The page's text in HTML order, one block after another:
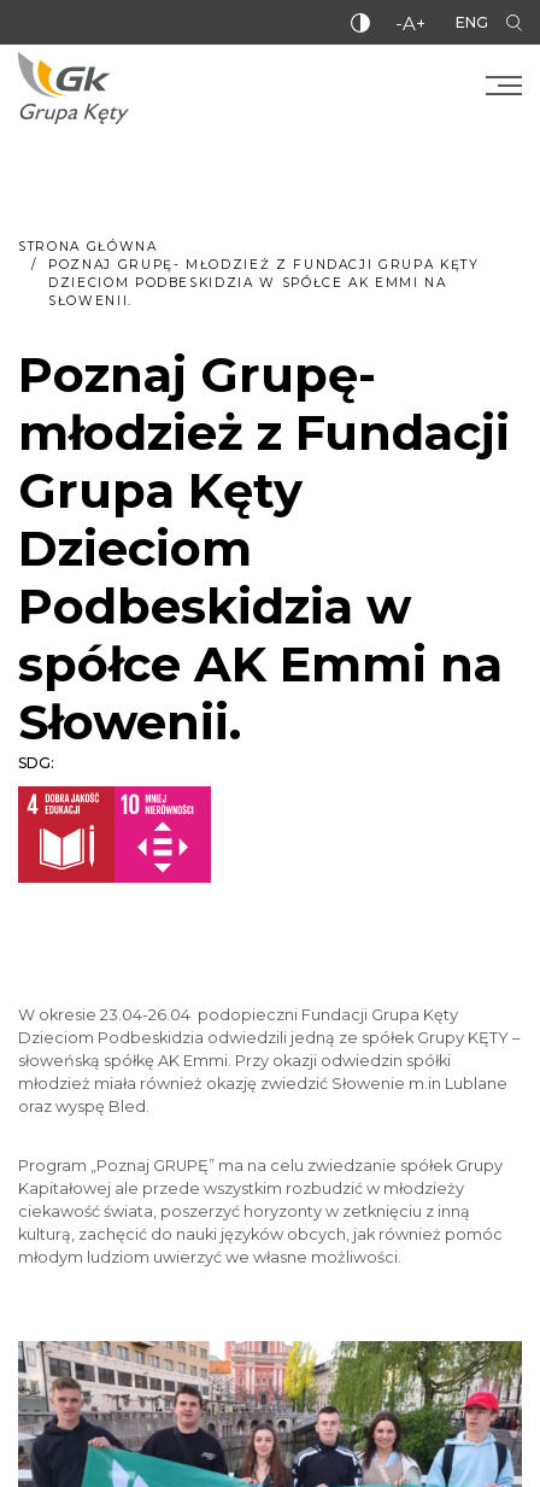
-A+ ENG
STRONA GŁÓWNA
POZNAJ GRUPĘ- MŁODZIEŻ Z FUNDACJI GRUPA KĘTY
DZIECIOM PODBESKIDZIA W SPÓŁCE AK EMMI NA
SŁOWENII.
Poznaj Grupę-
młodzież z Fundacji
Grupa Kęty
Dzieciom
Podbeskidzia w
spółce AK Emmi na
Słowenii.
SDG:
W okresie 23.04-26.04 podopieczni Fundacji Grupa Kęty
Dzieciom Podbeskidzia odwiedzili jedną ze spółek Grupy KĘTY –
słoweńską spółkę AK Emmi. Przy okazji odwiedzin spółki
młodzież miała również okazję zwiedzić Słowenie m.in Lublane
oraz wyspę Bled.
Program „Poznaj GRUPĘ” ma na celu zwiedzanie spółek Grupy
Kapitałowej ale przede wszystkim rozbudzić w młodzieży
ciekawość świata, poszerzyć horyzonty w zetknięciu z inną
kulturą, zachęcić do nauki języków obcych, jak również pomóc
młodym ludziom uwierzyć we własne możliwości.